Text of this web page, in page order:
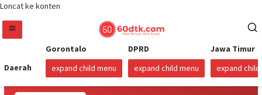
Loncat ke konten
Daerah
Gorontalo
expand child menu
DPRD
expand child menu
Jawa Timur
expand child